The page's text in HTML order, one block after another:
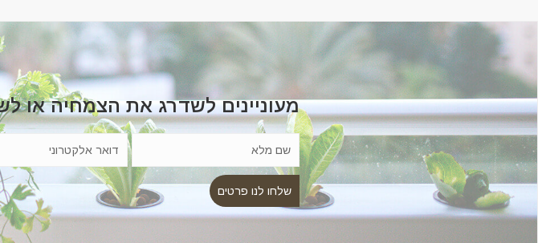
מעוניינים לשדרג את הצמחיה או